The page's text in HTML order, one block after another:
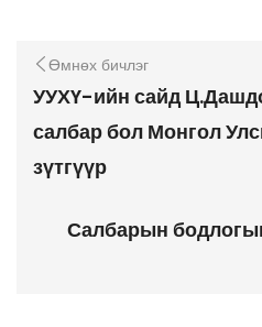
Өмнөх бичлэг
УУХҮ-ийн сайд
салбар бол Монгол
зүтгүүр
Салбарын